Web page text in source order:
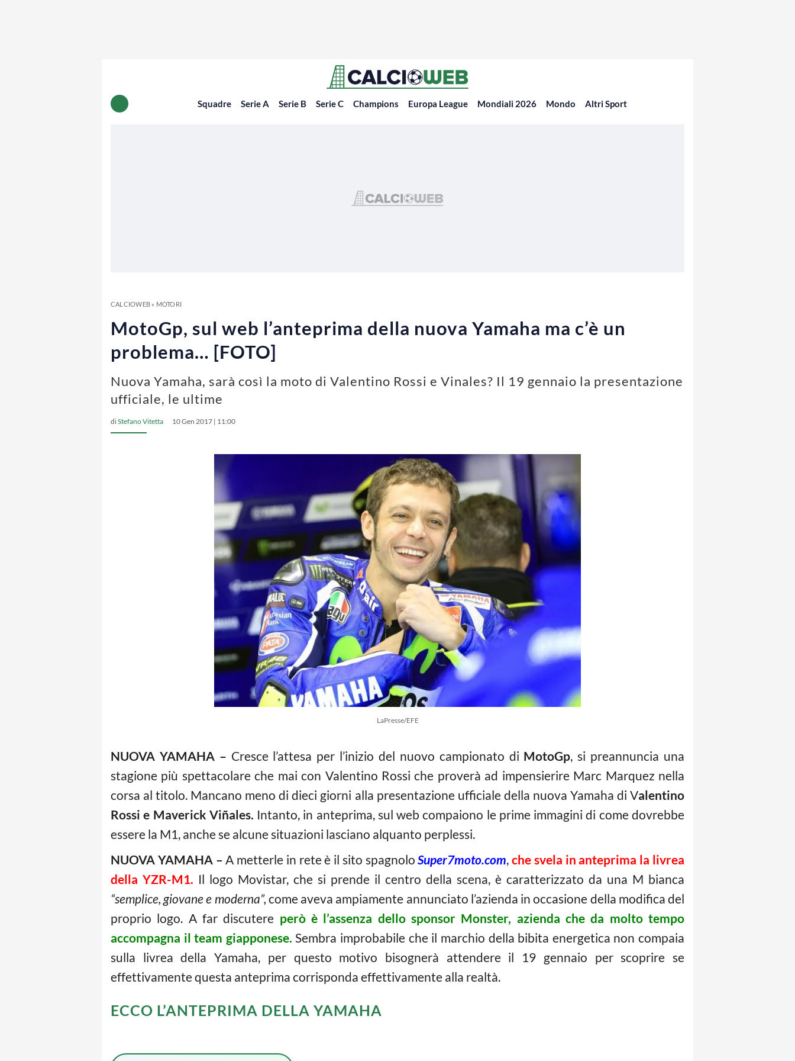
Squadre Serie A Serie B Serie C Champions Europa League Mondiali 2026 Mondo Altri Sport
CALCIOWEB» MOTORI
MotoGp, sul web l’anteprima della nuova Yamaha ma c’è un
problema… [FOTO]
Nuova Yamaha, sarà così la moto di Valentino Rossi e Vinales? Il 19 gennaio la presentazione
ufficiale, le ultime
diStefano Vitetta 10 Gen 2017 | 11:00
LaPresse/EFE
NUOVA YAMAHA – Cresce l’attesa per l’inizio del nuovo campionato di MotoGp, si preannuncia una
stagione più spettacolare che mai con Valentino Rossi che proverà ad impensierire Marc Marquez nella
corsa al titolo. Mancano meno di dieci giorni alla presentazione ufficiale della nuova Yamaha di Valentino
Rossi e Maverick Viñales. Intanto, in anteprima, sul web compaiono le prime immagini di come dovrebbe
essere la M1, anche se alcune situazioni lasciano alquanto perplessi.
NUOVA YAMAHA –A metterle in rete è il sito spagnoloSuper7moto.com,che svela in anteprima la livrea
della YZR-M1. Il logo Movistar, che si prende il centro della scena, è caratterizzato da una M bianca
“semplice, giovane e moderna”, come aveva ampiamente annunciato l’azienda in occasione della modifica del
proprio logo. A far discutere però è l’assenza dello sponsor Monster, azienda che da molto tempo
accompagna il team giapponese. Sembra improbabile che il marchio della bibita energetica non compaia
sulla livrea della Yamaha, per questo motivo bisognerà attendere il 19 gennaio per scoprire se
effettivamente questa anteprima corrisponda effettivamente alla realtà.
ECCO L’ANTEPRIMA DELLA YAMAHA